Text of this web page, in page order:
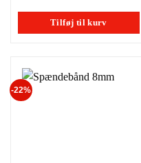
8,00 kr..7,00
Tilføj til kurv
-22%